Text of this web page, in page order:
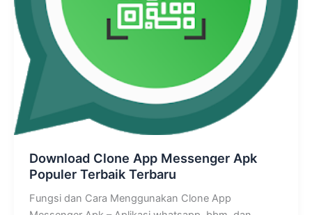
Download Clone App Messenger Apk
Populer Terbaik Terbaru
Fungsi dan Cara Menggunakan Clone App